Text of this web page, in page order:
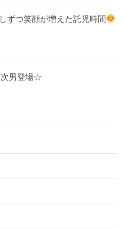
ずつ笑顔が増えた託児時間
次男登場☆